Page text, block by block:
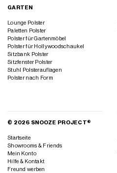
GARTEN
Lounge Polster
Paletten Polster
Polster für Gartenmöbel
Polster für Hollywoodschaukel
Sitzbank Polster
Sitzfenster Polster
Stuhl Polsterauflagen
Polster nach Form
© 2026 SNOOZE PROJECT®
Startseite
Showrooms & Friends
Mein Konto
Hilfe & Kontakt
Freund werben